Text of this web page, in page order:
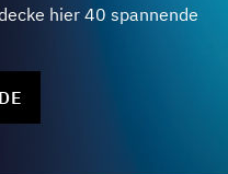
hier 40 spannende